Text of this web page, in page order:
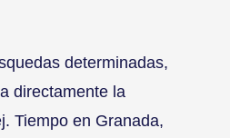
determinadas,
directamente la
Tiempo en Granada,